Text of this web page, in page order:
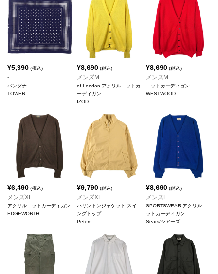
¥5,390 (税込)
-
バンダナ
TOWER
¥8,690(税込)
メンズM
of London アクリルニットカ
ーディガン
IZOD
¥8,690 (税込)
メンズM
ニットカーディガン
WESTWOOD
¥6,490 (税込)
メンズXL
アクリルニットカーディガン
EDGEWORTH
¥9,790(税込)
メンズXL
ハリントンジャケット スイ
ングトップ
Peters
¥8,690 (税込)
メンズL
SPORTSWEAR アクリルニ
ットカーディガン
Sears/シアーズ